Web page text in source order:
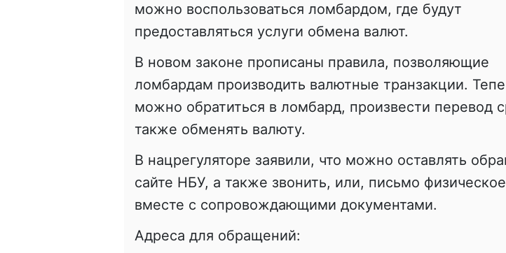
можно воспользоваться ломбардом, где будут
предоставляться услуги обмена валют.
В новом законе прописаны правила, позволяющие
ломбардам производить валютные транзакции.
можно обратиться в ломбард, произвести перевод
также обменять валюту.
В нацрегуляторе заявили, что можно оставлять
сайте НБУ, а также звонить, или, письмо
вместе с сопровождающими документами.
Адреса для обращений: